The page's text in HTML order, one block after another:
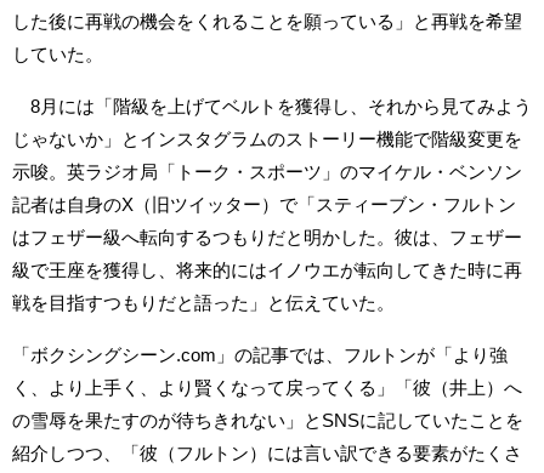
した後に再戦の機会をくれることを願っている」と再戦を希望
していた。
8月には「階級を上げてベルトを獲得し、それから見てみよう
じゃないか」とインスタグラムのストーリー機能で階級変更を
示唆。英ラジオ局「トーク・スポーツ」のマイケル・ベンソン
記者は自身のX（旧ツイッター）で「スティーブン・フルトン
はフェザー級へ転向するつもりだと明かした。彼は、フェザー
級で王座を獲得し、将来的にはイノウエが転向してきた時に再
戦を目指すつもりだと語った」と伝えていた。
「ボクシングシーン.com」の記事では、フルトンが「より強
く、より上手く、より賢くなって戻ってくる」「彼（井上）へ
の雪辱を果たすのが待ちきれない」とSNSに記していたことを
紹介しつつ、「彼（フルトン）には言い訳できる要素がたくさ